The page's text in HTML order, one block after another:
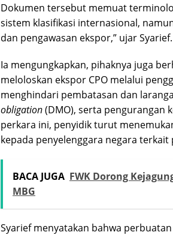
Dokumen tersebut memuat
sistem klasifikasi internasional,
dan pengawasan ekspor,” ujar Syarief.
Ia mengungkapkan, pihaknya juga
meloloskan ekspor CPO melalui
menghindari pembatasan dan
obligation(DMO), serta pengurangan
perkara ini, penyidik turut
kepada penyelenggara negara
BACA JUGA FWK Dorong
MBG
Syarief menyatakan bahwa